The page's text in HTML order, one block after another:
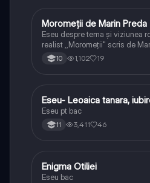
Limba și literatura română
Moromeții de Marin Preda
Eseu despre tema și viziunea
realist ,,Moromeții" scris de
10 1,102 19
Limba și literatura română
Eseu- Leoaica tanara,
Eseu pt bac
11 3,411 46
Limba și literatura română
Enigma Otiliei
Eseu bac